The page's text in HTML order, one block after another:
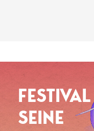
SEINE